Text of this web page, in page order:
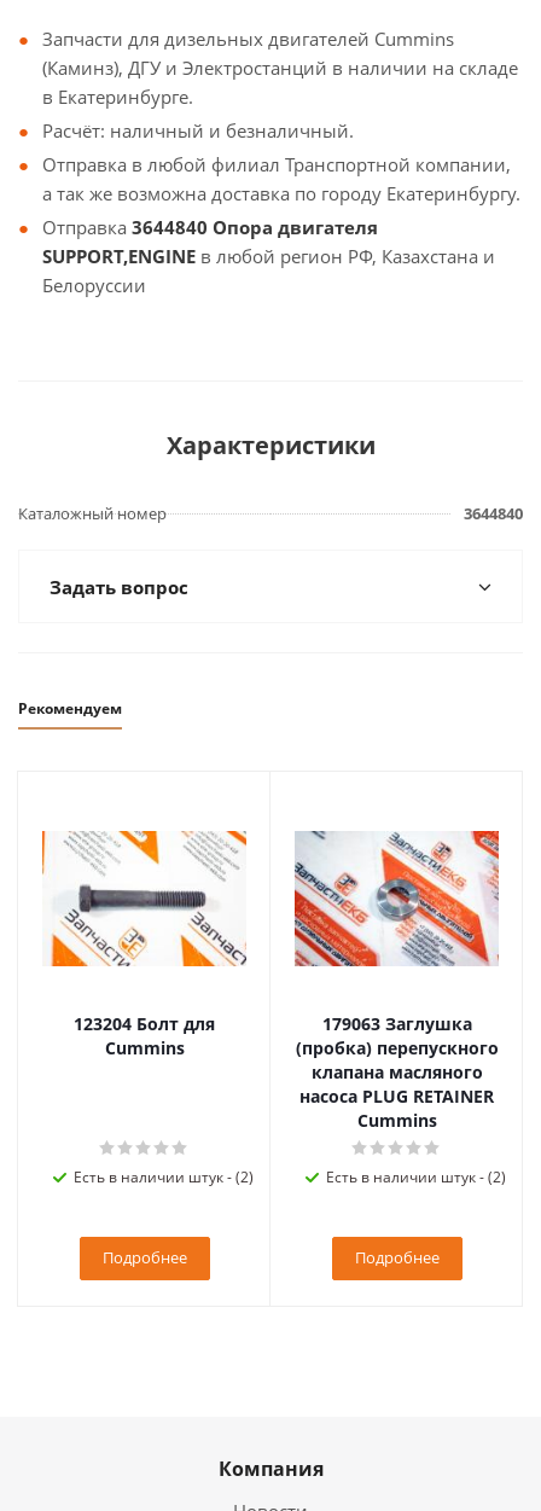
Запчасти для дизельных двигателей Cummins
(Каминз), ДГУ и Электростанций в наличии на складе
в Екатеринбурге.
Расчёт: наличный и безналичный.
Отправка в любой филиал Транспортной компании,
а так же возможна доставка по городу Екатеринбургу.
Отправка 3644840 Опора двигателя
SUPPORT,ENGINE в любой регион РФ, Казахстана и
Белоруссии
Характеристики
Каталожный номер 3644840
Задать вопрос
Рекомендуем
123204 Болт для
Cummins
Есть в наличии штук - (2)
Подробнее
179063 Заглушка
(пробка) перепускного
клапана масляного
насоса PLUG RETAINER
Cummins
Есть в наличии штук - (2)
Подробнее
Компания